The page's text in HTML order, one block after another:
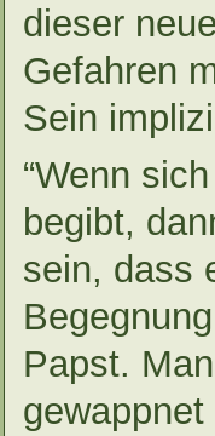
dieser
Gefahren
Sein
“Wenn
begibt,
sein, dass
Papst.